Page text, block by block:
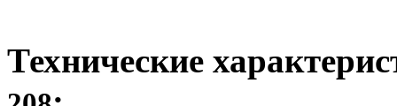
Технические